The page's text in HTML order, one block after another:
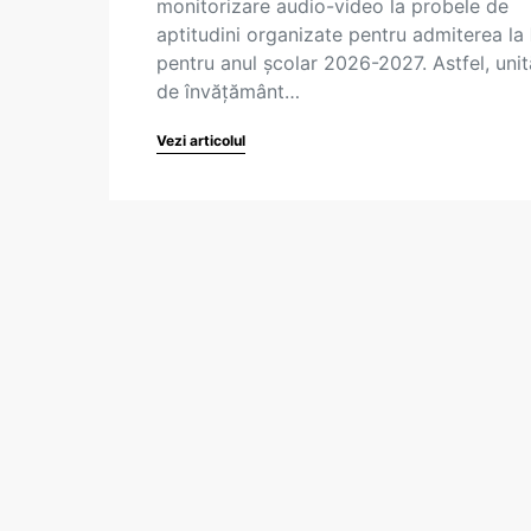
monitorizare audio-video la probele de
aptitudini organizate pentru admiterea la
pentru anul școlar 2026-2027. Astfel,
de învățământ…
Vezi articolul